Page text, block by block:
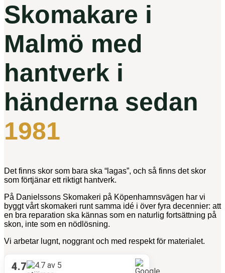
Skomakare i
Malmö med
hantverk i
händerna sedan
1981
Det finns skor som bara ska “lagas”, och så finns det skor
som förtjänar ett riktigt hantverk.
På Danielssons Skomakeri på Köpenhamnsvägen har vi
byggt vårt skomakeri runt samma idé i över fyra decennier: att
en bra reparation ska kännas som en naturlig fortsättning på
skon, inte som en nödlösning.
Vi arbetar lugnt, noggrant och med respekt för materialet.
4.7